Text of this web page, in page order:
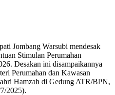
Jombang Warsubi mendesak
Stimulan Perumahan
Desakan ini disampaikannya
Perumahan dan Kawasan
Hamzah di Gedung ATR/BPN,
2025).